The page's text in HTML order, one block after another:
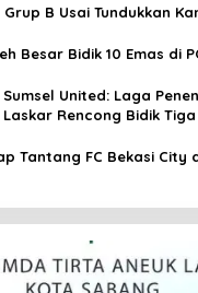
B Usai Tundukkan
Besar Bidik 10 Emas di
United: Laga
Rencong Bidik Tiga
Tantang FC Bekasi City